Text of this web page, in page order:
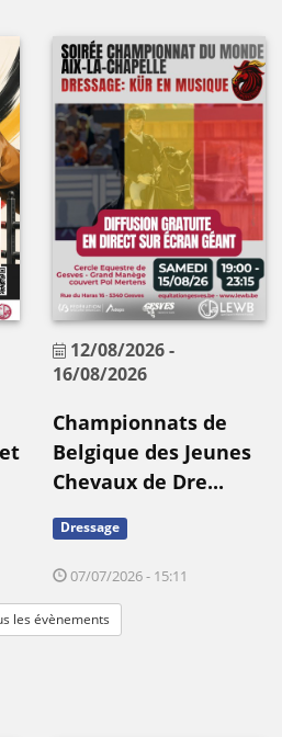
12/08/2026-
16/08/2026
Championnats de
Belgique des Jeunes
Chevaux de Dre...
Dressage
07/07/2026 - 15:11
les évènements